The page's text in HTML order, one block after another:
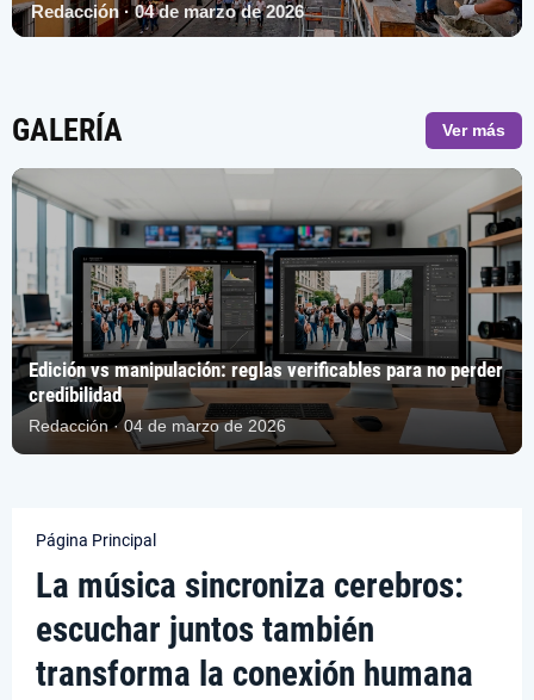
Redacción · 04 de marzo de 2026
GALERÍA Ver más
Edición vs manipulación: reglas verificables para no perder
credibilidad
Redacción · 04 de marzo de 2026
Página Principal
La música sincroniza cerebros:
escuchar juntos también
transforma la conexión humana